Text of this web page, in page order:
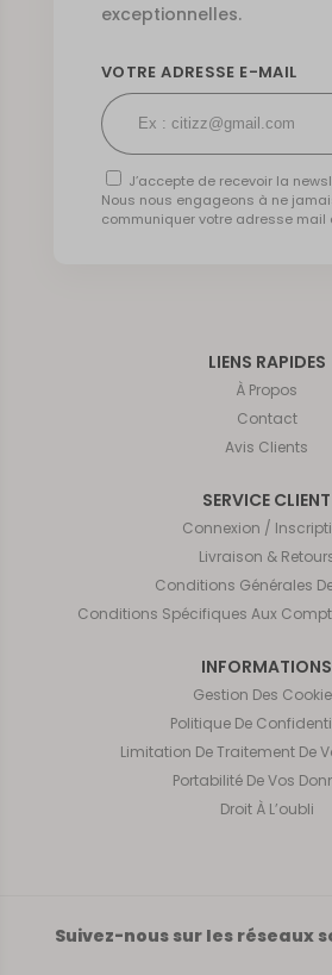
LIENS RAPIDES
À Propos
Contact
Avis Clients
SERVICE CLIENT
Connexion /
Livraison &
Conditions Générales
Conditions Spécifiques Aux
INFORMATIONS
Gestion Des
Politique De
Limitation De Traitement De
Portabilité De Vos
Droit À L’oubli
Suivez-nous sur les réseaux
exceptionnelles.
VOTRE ADRESSE E-MAIL
J’accepte de recevoir la
Nous nous engageons à ne
communiquer votre adresse mail